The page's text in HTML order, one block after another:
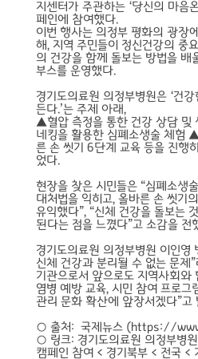
지센터가 주관하는 ‘당신의 마음
페인에 참여했다.
이번 행사는 의정부 평화의 광장
해, 지역 주민들이 정신건강의 중
의 건강을 함께 돌보는 방법을 배
부스를 운영했다.
경기도의료원 의정부병원은 ‘건
든다.’는 주제 아래,
▲혈압 측정을 통한 건강 상담
네킹을 활용한 심폐소생술 체험
른 손 씻기 6단계 교육 등을 진행
었다.
현장을 찾은 시민들은 “심폐소생
대처법을 익히고, 올바른 손 씻기
유익했다”, “신체 건강을 돌보는
된다는 점을 느꼈다”고 소감을 전
경기도의료원 의정부병원 이인영
신체 건강과 분리될 수 없는 문제
기관으로서 앞으로도 지역사회
염병 예방 교육, 시민 참여 프로그
관리 문화 확산에 앞장서겠다”고
○ 출처: 국제뉴스 (https://
○ 링크: 경기도의료원 의정부병
캠페인 참여 < 경기북부 < 전국 <